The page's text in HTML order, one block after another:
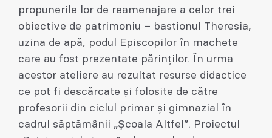
propunerile lor de reamenajare a celor trei
obiective de patrimoniu – bastionul Theresia,
uzina de apă, podul Episcopilor în machete
care au fost prezentate părinților. În urma
acestor ateliere au rezultat resurse didactice
ce pot fi descărcate și folosite de către
profesorii din ciclul primar și gimnazial în
cadrul săptămânii „Școala Altfel”. Proiectul